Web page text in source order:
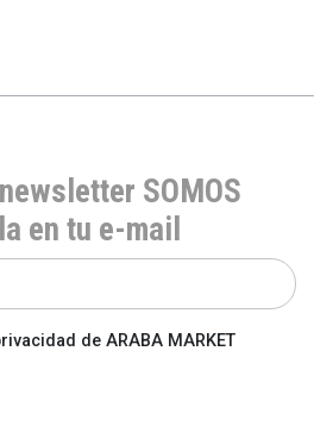
SOMOS
en tu e-mail
de ARABA MARKET